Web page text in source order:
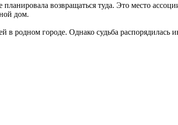
возвращаться туда. Это место
дом.
родном городе. Однако судьба распорядилась